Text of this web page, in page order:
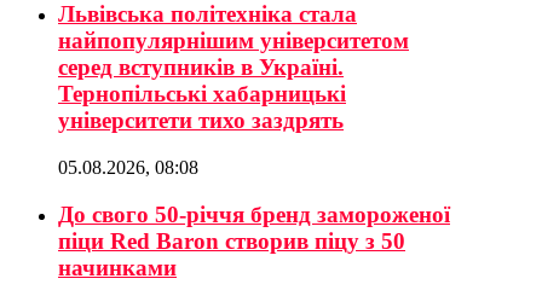
Львівська політехніка стала
найпопулярнішим університетом
серед вступників в Україні.
Тернопільські хабарницькі
університети тихо заздрять
05.08.2026, 08:08
До свого 50-річчя бренд замороженої
піци Red Baron створив піцу з 50
начинками